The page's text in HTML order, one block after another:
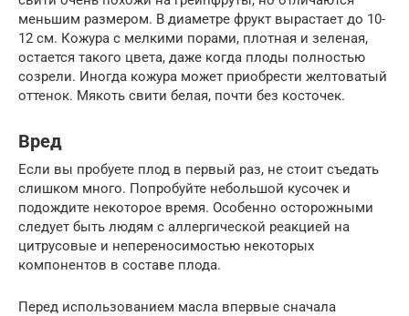
меньшим размером. В диаметре фрукт вырастает до 10-
12 см. Кожура с мелкими порами, плотная и зеленая,
остается такого цвета, даже когда плоды полностью
созрели. Иногда кожура может приобрести желтоватый
оттенок. Мякоть свити белая, почти без косточек.
Вред
Если вы пробуете плод в первый раз, не стоит съедать
слишком много. Попробуйте небольшой кусочек и
подождите некоторое время. Особенно осторожными
следует быть людям с аллергической реакцией на
цитрусовые и непереносимостью некоторых
компонентов в составе плода.
Перед использованием масла впервые сначала